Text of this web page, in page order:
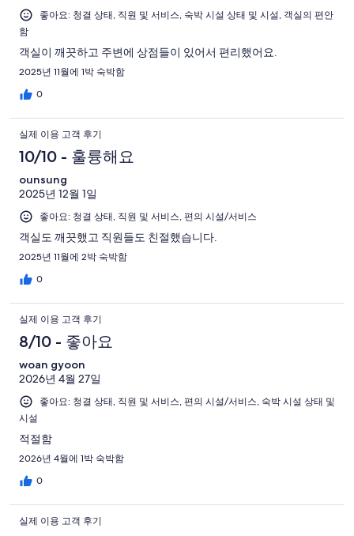
좋아요: 청결 상태, 직원 및 서비스, 숙박 시설 상태 및 시설, 객실의 편안
함
객실이 깨끗하고 주변에 상점들이 있어서 편리했어요.
2025년 11월에 1박 숙박함
0
실제 이용 고객 후기
10/10 - 훌륭해요
ounsung
2025년 12월 1일
좋아요: 청결 상태, 직원 및 서비스, 편의 시설/서비스
객실도 깨끗했고 직원들도 친절했습니다.
2025년 11월에 2박 숙박함
0
실제 이용 고객 후기
8/10 - 좋아요
woan gyoon
2026년 4월 27일
좋아요: 청결 상태, 직원 및 서비스, 편의 시설/서비스, 숙박 시설 상태 및
시설
적절함
2026년 4월에 1박 숙박함
0
실제 이용 고객 후기